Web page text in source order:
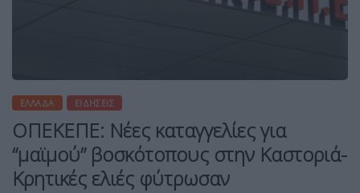
ΕΛΛΆΔΑ ΕΙΔΉΣΕΙΣ
ΟΠΕΚΕΠΕ: Νέες καταγγελίες για
“μαϊμού” βοσκότοπους στην Καστοριά-
Κρητικές ελιές φύτρωσαν